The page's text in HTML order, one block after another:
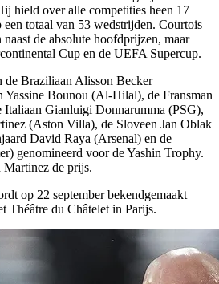
hield over alle competities heen 17
totaal van 53 wedstrijden. Courtois
de absolute hoofdprijzen, maar
Cup en de UEFA Supercup.
de Braziliaan Alisson Becker
Bounou (Al-Hilal), de Fransman
Gianluigi Donnarumma (PSG),
(Aston Villa), de Sloveen Jan Oblak
David Raya (Arsenal) en de
genomineerd voor de Yashin Trophy.
de prijs.
op 22 september bekendgemaakt
Théâtre du Châtelet in Parijs.